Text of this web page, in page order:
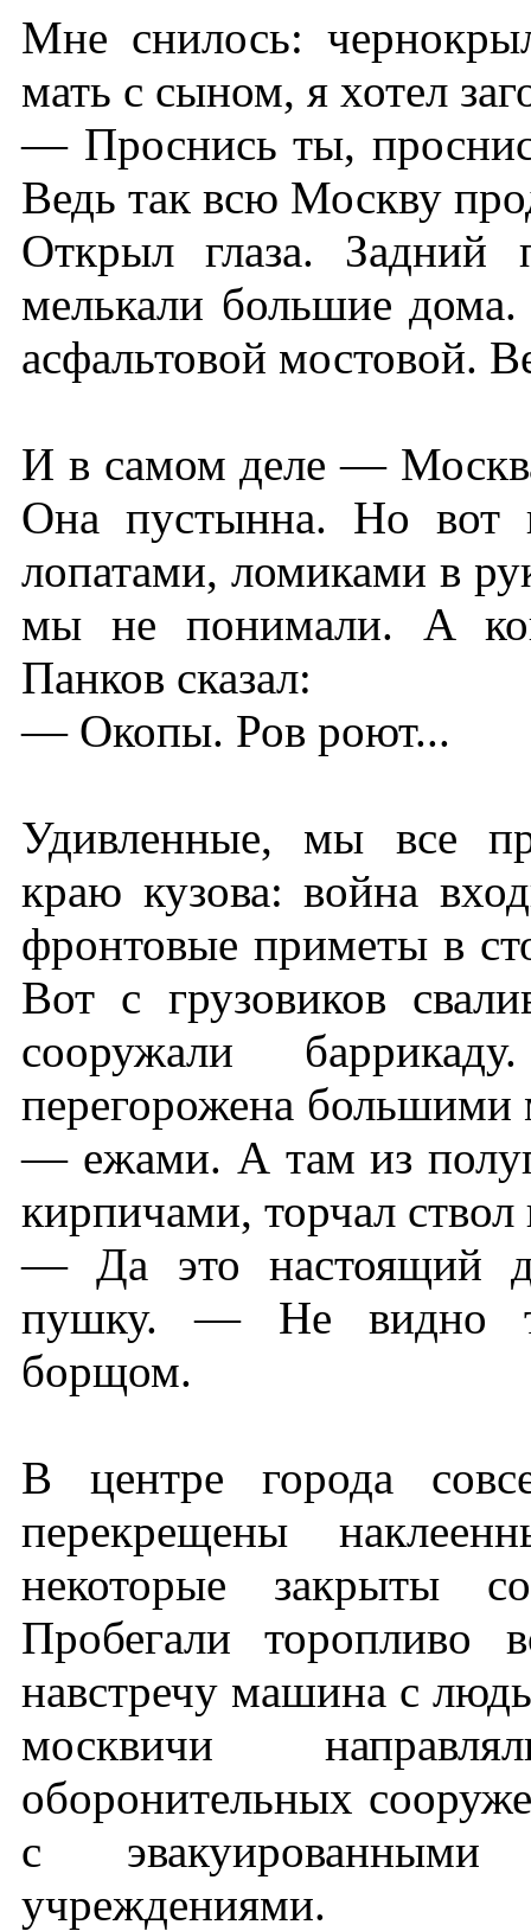
Мне снилось:
мать с сыном, я хотел
— Проснись ты,
Ведь так всю Москву
Открыл глаза. Задний
мелькали большие дома.
асфальтовой мостовой.
И в самом деле —
Она пустынна. Но вот
лопатами, ломиками в
мы не понимали. А
Панков сказал:
— Окопы. Ров роют...
Удивленные, мы все
краю кузова: война
фронтовые приметы в
Вот с грузовиков
сооружали
перегорожена большими
— ежами. А там из
кирпичами, торчал
— Да это настоящий
пушку. — Не видно
борщом.
В центре города
перекрещены
некоторые закрыты
Пробегали торопливо
навстречу машина с
москвичи
оборонительных
с
учреждениями.